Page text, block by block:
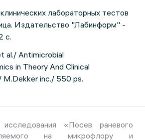
лабораторных тестов
Издательство "Лабинформ" -
с.
al./ Antimicrobial
in Theory And Clinical
inc./ 550 ps.
«Посев раневого
на микрофлору и